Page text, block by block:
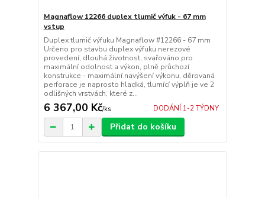
Magnaflow 12266 duplex tlumič výfuk - 67 mm
vstup
Duplex tlumič výfuku Magnaflow #12266 - 67 mm
Určeno pro stavbu duplex výfuku nerezové
provedení, dlouhá životnost, svařováno pro
maximální odolnost a výkon, plně průchozí
konstrukce - maximální navýšení výkonu, děrovaná
perforace je naprosto hladká, tlumící výplň je ve 2
odlišných vrstvách, které z...
6 367,00 Kč/ks DODÁNÍ 1-2 TÝDNY
Přidat do košíku